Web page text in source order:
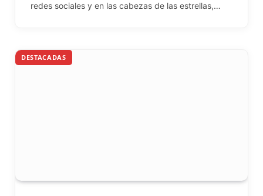
redes sociales y en las cabezas de las estrellas,…
DESTACADAS